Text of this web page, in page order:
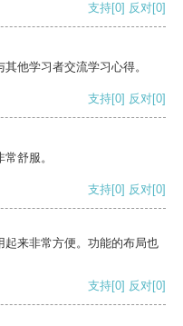
支持[0] 反对[0]
他学习者交流学习心得。
支持[0] 反对[0]
舒服。
支持[0] 反对[0]
来非常方便。功能的布局也
支持[0] 反对[0]